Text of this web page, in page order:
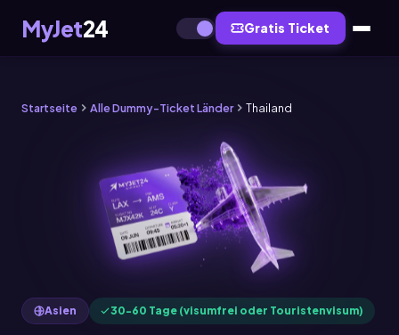
MyJet24 Gratis Ticket
Startseite Alle Dummy-Ticket Länder Thailand
Asien 30-60 Tage (visumfrei oder Touristenvisum)